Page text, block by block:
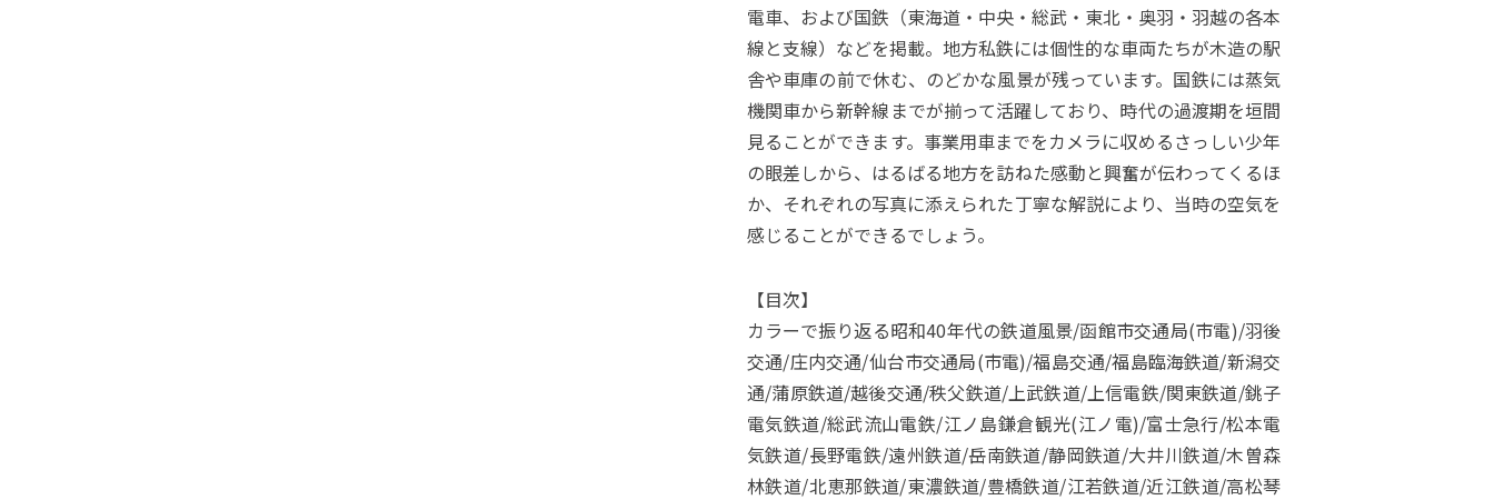
電車、および国鉄（東海道・中央・総武・東北・奥羽・羽越の各本
線と支線）などを掲載。地方私鉄には個性的な車両たちが木造の駅
舎や車庫の前で休む、のどかな風景が残っています。国鉄には蒸気
機関車から新幹線までが揃って活躍しており、時代の過渡期を垣間
見ることができます。事業用車までをカメラに収めるさっしい少年
の眼差しから、はるばる地方を訪ねた感動と興奮が伝わってくるほ
か、それぞれの写真に添えられた丁寧な解説により、当時の空気を
感じることができるでしょう。
【目次】
カラーで振り返る昭和40年代の鉄道風景/函館市交通局(市電)/羽後
交通/庄内交通/仙台市交通局(市電)/福島交通/福島臨海鉄道/新潟交
通/蒲原鉄道/越後交通/秩父鉄道/上武鉄道/上信電鉄/関東鉄道/銚子
電気鉄道/総武流山電鉄/江ノ島鎌倉観光(江ノ電)/富士急行/松本電
気鉄道/長野電鉄/遠州鉄道/岳南鉄道/静岡鉄道/大井川鉄道/木曽森
林鉄道/北恵那鉄道/東濃鉄道/豊橋鉄道/江若鉄道/近江鉄道/高松琴